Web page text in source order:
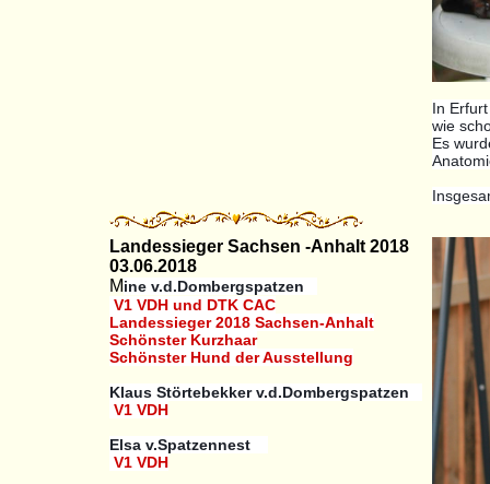
In
wie
Es
Landessieger Sachsen -Anhalt 2018
03.06.2018
Mine v.d.Dombergspatzen
V1 VDH und DTK CAC
Landessieger 2018 Sachsen-Anhalt
Schönster Kurzhaar
Schönster Hund der Ausstellung
Klaus Störtebekker v.d.Dombergspatzen
V1 VDH
Elsa v.Spatzennest
V1 VDH